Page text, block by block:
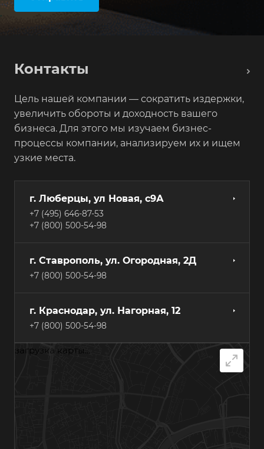
Контакты
Цель нашей компании — сократить издержки,
увеличить обороты и доходность вашего
бизнеса. Для этого мы изучаем бизнес-
процессы компании, анализируем их и ищем
узкие места.
г. Люберцы, ул Новая, с9А
+7 (495) 646-87-53
+7 (800) 500-54-98
г. Ставрополь, ул. Огородная, 2Д
+7 (800) 500-54-98
г. Краснодар, ул. Нагорная, 12
+7 (800) 500-54-98
загрузка карты...